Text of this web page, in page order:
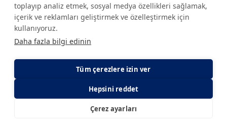
E-Randevu
Sitede yer alan tüm içerikler yalnızca bilgilendirme amaçlıdır.
Sağlığınızla ilgili sorularınız için mutlaka doktoruza ya da bir sağlık
kuruluşuna başvurunuz.
Gizlilik ve Çerez Politikası KVKK Aydınlatma Metni
toplayıp analiz etmek, sosyal medya özellikleri sağlamak,
içerik ve reklamları geliştirmek ve özelleştirmek için
kullanıyoruz.
Daha fazla bilgi edinin
Tüm çerezlere izin ver
Hepsini reddet
Çerez ayarları